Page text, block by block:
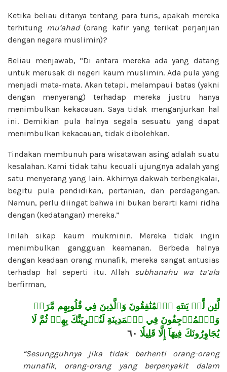
Ketika beliau ditanya tentang para turis, apakah mereka
terhitung mu’ahad(orang kafir yang terikat perjanjian
dengan negara muslimin)?
Beliau menjawab, “Di antara mereka ada yang datang
untuk merusak di negeri kaum muslimin. Ada pula yang
menjadi mata-mata. Akan tetapi, melampaui batas (yakni
dengan menyerang) terhadap mereka justru hanya
menimbulkan kekacauan. Saya tidak menganjurkan hal
ini. Demikian pula halnya segala sesuatu yang dapat
menimbulkan kekacauan, tidak dibolehkan.
Tindakan membunuh para wisatawan asing adalah suatu
kesalahan. Kami tidak tahu kecuali ujungnya adalah yang
satu menyerang yang lain. Akhirnya dakwah terbengkalai,
begitu pula pendidikan, pertanian, dan perdagangan.
Namun, perlu diingat bahwa ini bukan berarti kami ridha
dengan (kedatangan) mereka.”
Inilah sikap kaum mukminin. Mereka tidak ingin
menimbulkan gangguan keamanan. Berbeda halnya
dengan keadaan orang munafik, mereka sangat antusias
terhadap hal seperti itu. Allah subhanahu wa ta’ala
berfirman,
لَّئِن لَّمۡ يَنتَهِ ٱلۡمُنَٰفِقُونَ وَٱلَّذِينَ فِي قُلُوبِهِم مَّرَضٞ
وَٱلۡمُرۡجِفُونَ فِي ٱلۡمَدِينَةِ لَنُغۡرِيَنَّكَ بِهِمۡ ثُمَّ لَا
يُجَاوِرُونَكَ فِيهَآ إِلَّا قَلِيلٗا ٦٠
“Sesungguhnya jika tidak berhenti orang-orang
munafik, orang-orang yang berpenyakit dalam